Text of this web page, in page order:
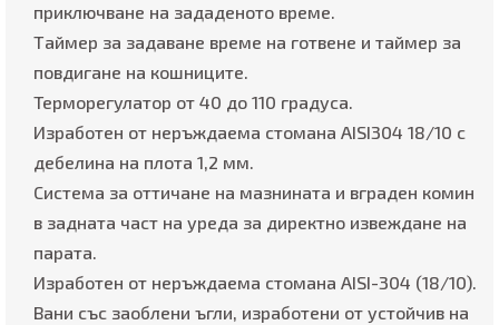
приключване на зададеното време.
Таймер за задаване време на готвене и таймер за
повдигане на кошниците.
Терморегулатор от 40 до 110 градуса.
Изработен от неръждаема стомана AISI304 18/10 с
дебелина на плота 1,2 мм.
Система за оттичане на мазнината и вграден комин
в задната част на уреда за директно извеждане на
парата.
Изработен от неръждаема стомана AISI-304 (18/10).
Вани със заоблени ъгли, изработени от устойчив на